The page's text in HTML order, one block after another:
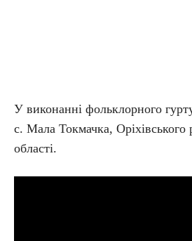
У виконанні фольклорного
с. Мала Токмачка, Оріхівського
області.